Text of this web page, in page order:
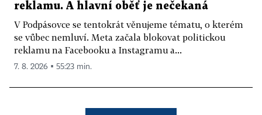
reklamu. A hlavní oběť je nečekaná
V Podpásovce se tentokrát věnujeme tématu, o kterém
se vůbec nemluví. Meta začala blokovat politickou
reklamu na Facebooku a Instagramu a...
7. 8. 2026 ▪ 55:23 min.